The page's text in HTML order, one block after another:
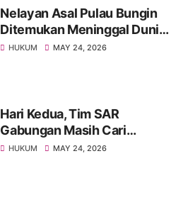
Nelayan Asal Pulau Bungin
Ditemukan Meninggal Dunia
di Pantai Kertasari
HUKUM MAY 24, 2026
Hari Kedua, Tim SAR
Gabungan Masih Cari
Nelayan Lansia yang Hilang
HUKUM MAY 24, 2026